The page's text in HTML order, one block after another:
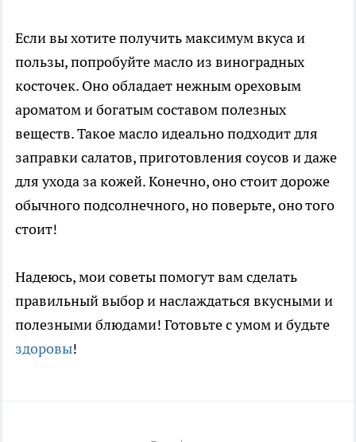
Если вы хотите получить максимум вкуса и
пользы, попробуйте масло из виноградных
косточек. Оно обладает нежным ореховым
ароматом и богатым составом полезных
веществ. Такое масло идеально подходит для
заправки салатов, приготовления соусов и даже
для ухода за кожей. Конечно, оно стоит дороже
обычного подсолнечного, но поверьте, оно того
стоит!
Надеюсь, мои советы помогут вам сделать
правильный выбор и наслаждаться вкусными и
полезными блюдами! Готовьте с умом и будьте
здоровы!